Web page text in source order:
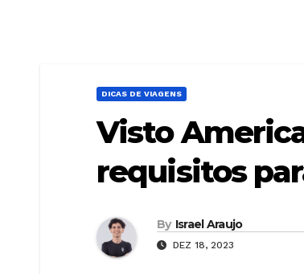
DICAS DE VIAGENS
Visto
requisitos
By Israel Araujo
DEZ 18, 2023